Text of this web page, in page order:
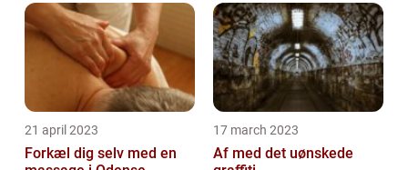
21 april 2023
Forkæl dig selv med en
17 march 2023
Af med det uønskede